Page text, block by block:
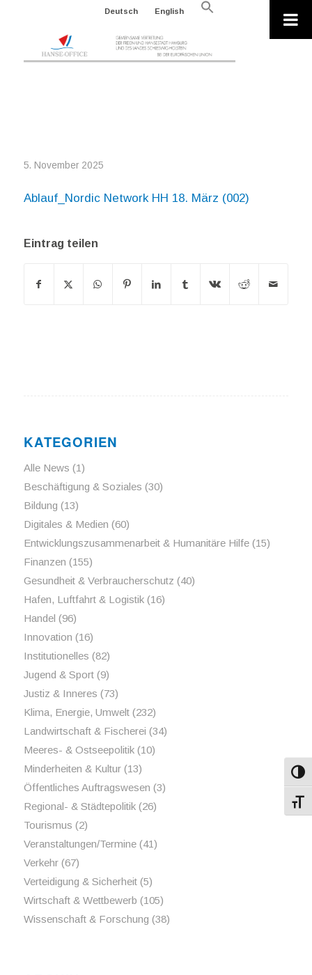
Deutsch English
Search
5. November 2025
Ablauf_Nordic Network HH 18. März (002)
Eintrag teilen
KATEGORIEN
Alle News (1)
Beschäftigung & Soziales (30)
Bildung (13)
Digitales & Medien (60)
Entwicklungszusammenarbeit & Humanitäre Hilfe(15)
Finanzen (155)
Gesundheit & Verbraucherschutz (40)
Hafen, Luftfahrt & Logistik(16)
Handel (96)
Innovation (16)
Institutionelles (82)
Jugend & Sport(9)
Justiz & Inneres (73)
Klima, Energie, Umwelt(232)
Landwirtschaft & Fischerei (34)
Meeres- & Ostseepolitik(10)
Minderheiten & Kultur(13)
Öffentliches Auftragswesen (3)
Regional- & Städtepolitik(26)
Tourismus (2)
Veranstaltungen/Termine(41)
Verkehr(67)
Verteidigung & Sicherheit(5)
Wirtschaft & Wettbewerb (105)
Wissenschaft & Forschung (38)